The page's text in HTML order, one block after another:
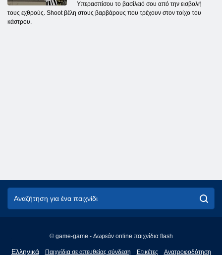
Υπερασπίσου το βασίλειό σου από την εισβολή
τους εχθρούς. Shoot βέλη στους βαρβάρους που τρέχουν στον τοίχο του
κάστρου.
© game-game - Δωρεάν online παιχνίδια flash
Ελληνικά
English
Παιχνίδια σε απευθείας σύνδεση Ετικέτες Ανατροφοδότηση